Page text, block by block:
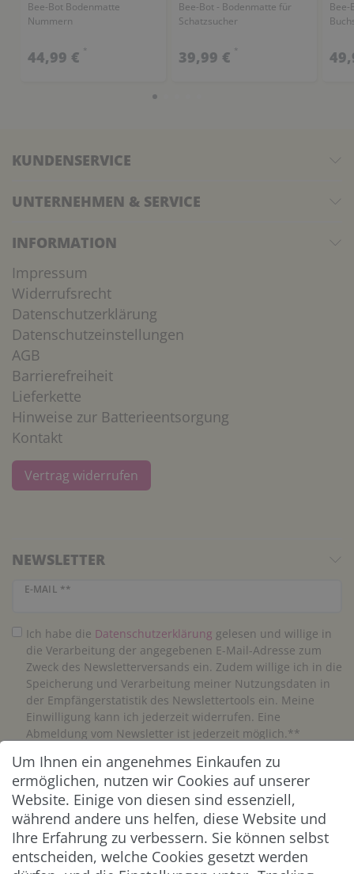
Bee-Bot Bodenmatte
Nummern
44,99 € *
Bee-Bot - Bodenmatte für
Schatzsucher
39,99 € *
Bee-
KUNDENSERVICE
UNTERNEHMEN & SERVICE
INFORMATION
Impressum
Widerrufsrecht
Datenschutzerklärung
Datenschutzeinstellungen
AGB
Barrierefreiheit
Lieferkette
Hinweise zur Batterieentsorgung
Kontakt
Vertrag widerrufen
NEWSLETTER
E-MAIL **
Newsletter Honig
Ich habe die Daten­schutz­erklärung gelesen und willige in
die Verarbeitung der angegebenen E-Mail-Adresse zum
Zweck des Newsletterversands ein. Zudem willige ich in die
Speicherung und Verarbeitung meiner Nutzungsdaten in
der Empfängerstatistik des Newslettertools ein. Meine
Einwilligung kann ich jederzeit widerrufen. Eine
Abmeldung vom Newsletter ist jederzeit möglich.**
Abonnieren
** Hierbei handelt es sich um ein Pflichtfeld.
ZAHLUNG & VERSAND
Um Ihnen ein angenehmes Einkaufen zu
ermöglichen, nutzen wir Cookies auf unserer
Website. Einige von diesen sind essenziell,
während andere uns helfen, diese Website und
Ihre Erfahrung zu verbessern. Sie können selbst
entscheiden, welche Cookies gesetzt werden